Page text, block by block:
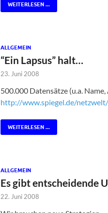
WEITERLESEN ...
ALLGEMEIN
“Ein Lapsus” halt…
23. Juni 2008
500.000 Datensätze (u.a.
http://www.spiegel.de/
WEITERLESEN ...
ALLGEMEIN
Es gibt entscheidende
22. Juni 2008